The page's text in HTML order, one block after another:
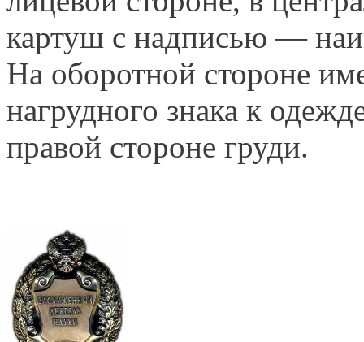
картуш с надписью —
На оборотной стороне
нагрудного знака к
правой стороне груди.